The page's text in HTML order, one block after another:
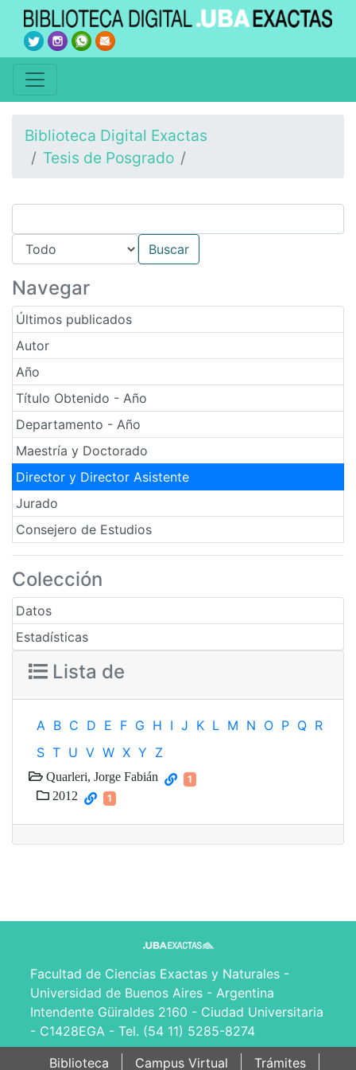
Biblioteca Digital Exactas
Tesis de Posgrado
Navegar
Últimos publicados
Autor
Año
Título Obtenido - Año
Departamento - Año
Maestría y Doctorado
Director y Director Asistente
Jurado
Consejero de Estudios
Colección
Datos
Estadísticas
Lista de
A B C D E F G H I J K L M N O P Q R
S T U V W X Y Z
Quarleri, Jorge Fabián 1
2012 1
Facultad de Ciencias Exactas y Naturales -
Universidad de Buenos Aires - Argentina
Intendente Güiraldes 2160 - Ciudad Universitaria
- C1428EGA - Tel. (54 11) 5285-8274
Biblioteca
Campus Virtual Trámites